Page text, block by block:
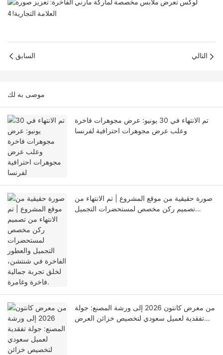
السابق التالي
موصى به لك
تم الانتهاء في 30 يونيو: عرض مجوهرات فاخرة
وعلب عرض مجوهرات احترافية لفرنسا
صورة حقيقية من موقع المشروع | تم الانتهاء من
تصميم ركن مخصص لمستحضرات التجميل
من معرض كانتون 2026 إلى ورشة المصنع: جولة
تفقدية لعميل سعودي لتخصيص خزائن العرض